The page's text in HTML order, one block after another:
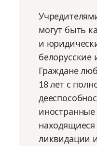
могут быть
и
белорусские
Граждане
18 лет с
находящиеся
ликвидации